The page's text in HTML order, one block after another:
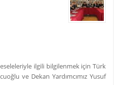
ilgili bilgilenmek için Türk
ve Dekan Yardımcımız Yusuf